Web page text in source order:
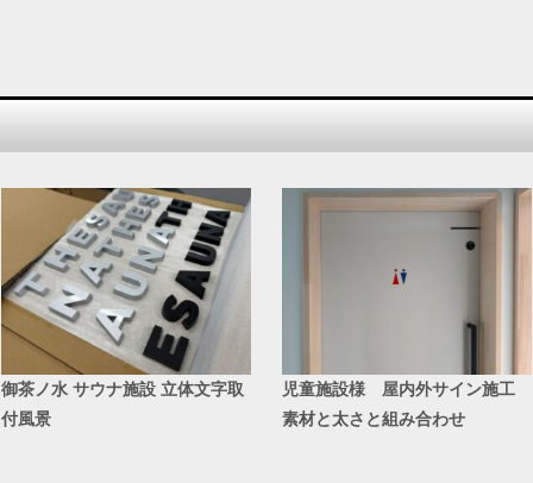
御茶ノ水 サウナ施設 立体文字取
付風景
児童施設様 屋内外サイン施工
素材と太さと組み合わせ